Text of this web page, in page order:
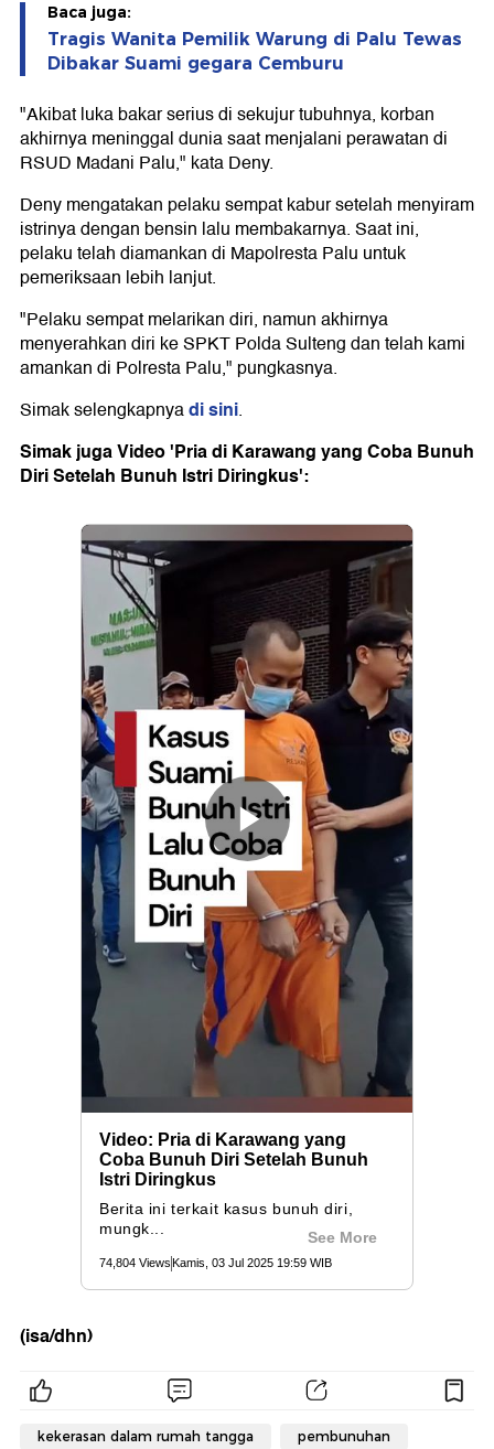
Baca juga:
Tragis Wanita Pemilik Warung di Palu Tewas
Dibakar Suami gegara Cemburu
"Akibat luka bakar serius di sekujur tubuhnya, korban
akhirnya meninggal dunia saat menjalani perawatan di
RSUD Madani Palu," kata Deny.
Deny mengatakan pelaku sempat kabur setelah menyiram
istrinya dengan bensin lalu membakarnya. Saat ini,
pelaku telah diamankan di Mapolresta Palu untuk
pemeriksaan lebih lanjut.
"Pelaku sempat melarikan diri, namun akhirnya
menyerahkan diri ke SPKT Polda Sulteng dan telah kami
amankan di Polresta Palu," pungkasnya.
Simak selengkapnyadi sini.
Simak juga Video 'Pria di Karawang yang Coba Bunuh
Diri Setelah Bunuh Istri Diringkus':
(isa/dhn)
kekerasan dalam rumah tangga pembunuhan